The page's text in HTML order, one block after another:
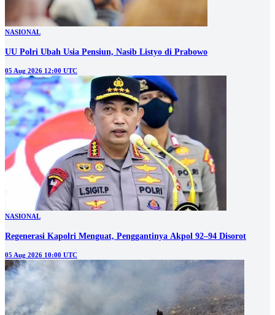
NASIONAL
UU Polri Ubah Usia Pensiun, Nasib Listyo di Prabowo
05 Aug 2026 12:00 UTC
NASIONAL
Regenerasi Kapolri Menguat, Penggantinya Akpol 92–94 Disorot
05 Aug 2026 10:00 UTC